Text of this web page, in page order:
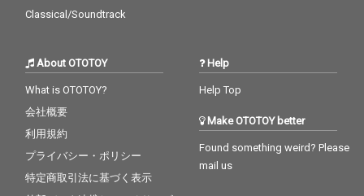
Classical/Soundtrack
About OTOTOY
What is OTOTOY?
会社概要
利用規約
プライバシー・ポリシー
特定商取引法に基づく表示
Help
Help Top
Make OTOTOY better
Found something weird? Please
mail us